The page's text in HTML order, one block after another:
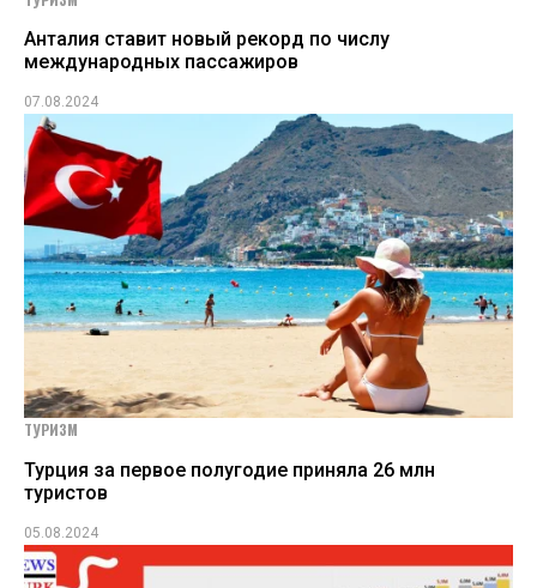
Анталия ставит новый рекорд по числу
международных пассажиров
07.08.2024
ТУРИЗМ
Турция за первое полугодие приняла 26 млн
туристов
05.08.2024